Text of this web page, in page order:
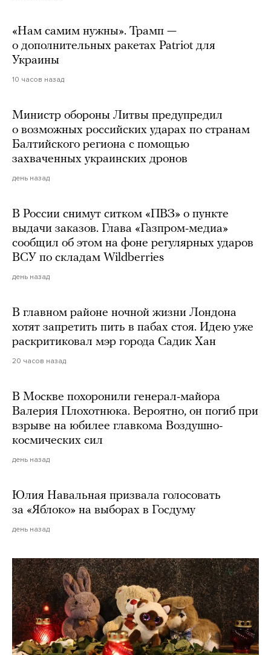
«Нам самим нужны». Трамп —
о дополнительных ракетах Patriot для
Украины
10 часов назад
Министр обороны Литвы предупредил
о возможных российских ударах по странам
Балтийского региона с помощью
захваченных украинских дронов
день назад
В России снимут ситком «ПВЗ» о пункте
выдачи заказов. Глава «Газпром-медиа»
сообщил об этом на фоне регулярных ударов
ВСУ по складам Wildberries
день назад
В главном районе ночной жизни Лондона
хотят запретить пить в пабах стоя. Идею уже
раскритиковал мэр города Садик Хан
20 часов назад
В Москве похоронили генерал-майора
Валерия Плохотнюка. Вероятно, он погиб при
взрыве на юбилее главкома Воздушно-
космических сил
день назад
Юлия Навальная призвала голосовать
за «Яблоко» на выборах в Госдуму
день назад